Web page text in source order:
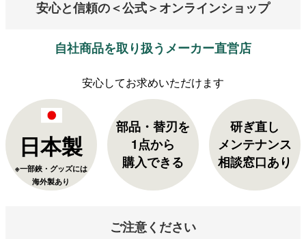
安心と信頼の＜公式＞オンラインショップ
自社商品を取り扱うメーカー直営店
日本製
※一部鋏・グッズには
海外製あり
部品・替刃を
1点から
購入できる
研ぎ直し
メンテナンス
相談窓口あり
ご注意ください